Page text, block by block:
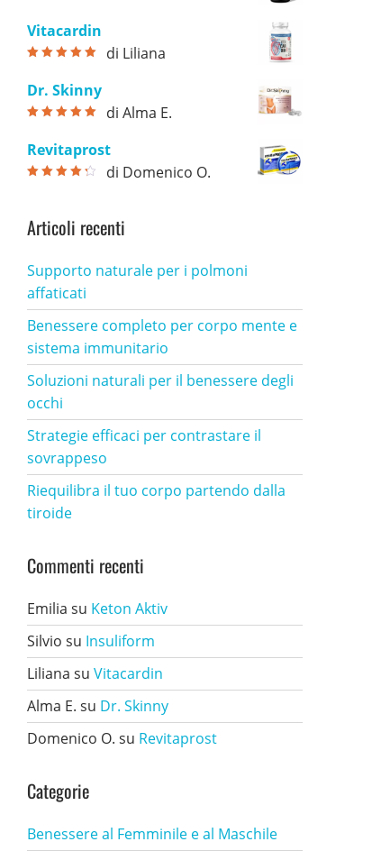
Vitacardin
di Liliana
Dr. Skinny
di Alma E.
Revitaprost
di Domenico O.
Articoli recenti
Supporto naturale per i polmoni
affaticati
Benessere completo per corpo mente e
sistema immunitario
Soluzioni naturali per il benessere degli
occhi
Strategie efficaci per contrastare il
sovrappeso
Riequilibra il tuo corpo partendo dalla
tiroide
Commenti recenti
Emilia su Keton Aktiv
Silvio su Insuliform
Liliana su Vitacardin
Alma E. su Dr. Skinny
Domenico O. su Revitaprost
Categorie
Benessere al Femminile e al Maschile